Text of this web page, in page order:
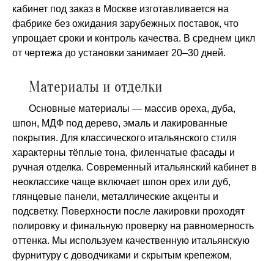
кабинет под заказ в Москве изготавливается на
фабрике без ожидания зарубежных поставок, что
упрощает сроки и контроль качества. В среднем цикл
от чертежа до установки занимает 20–30 дней.
Материалы и отделки
Основные материалы — массив ореха, дуба,
шпон, МДФ под дерево, эмаль и лакированные
покрытия. Для классического итальянского стиля
характерны тёплые тона, филенчатые фасады и
ручная отделка. Современный итальянский кабинет в
неоклассике чаще включает шпон орех или дуб,
глянцевые панели, металлические акценты и
подсветку. Поверхности после лакировки проходят
полировку и финальную проверку на равномерность
оттенка. Мы используем качественную итальянскую
фурнитуру с доводчиками и скрытым крепежом,